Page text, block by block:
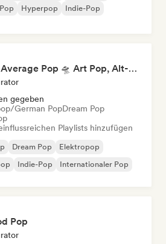
Hyperpop
Indie-Pop
Not Your Average Pop 🛸 Art Pop, Alt-Pop & Indie Pop
gegeben
German PopDream Pop
Playlists hinzufügen
Dream Pop
Elektropop
Indie-Pop Internationaler Pop
Pop